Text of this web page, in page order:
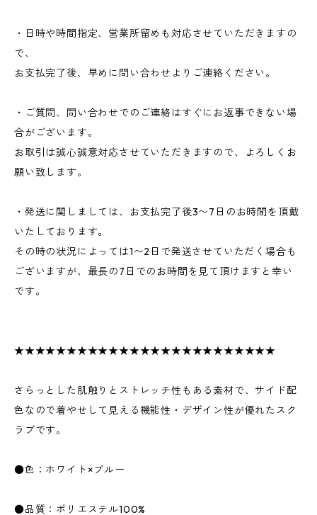
・日時や時間指定、営業所留めも対応させていただきますの
で、
お支払完了後、早めに問い合わせよりご連絡ください。
・ご質問、問い合わせでのご連絡はすぐにお返事できない場
合がございます。
お取引は誠心誠意対応させていただきますので、よろしくお
願い致します。
・発送に関しましては、お支払完了後3〜7日のお時間を頂戴
いたしております。
その時の状況によっては1〜2日で発送させていただく場合も
ございますが、最長の7日でのお時間を見て頂けますと幸い
です。
★★★★★★★★★★★★★★★★★★★★★★★★★
さらっとした肌触りとストレッチ性もある素材で、サイド配
色なので着やせして見える機能性・デザイン性が優れたスク
ラブです。
●色：ホワイト×ブルー
●品質：ポリエステル100%